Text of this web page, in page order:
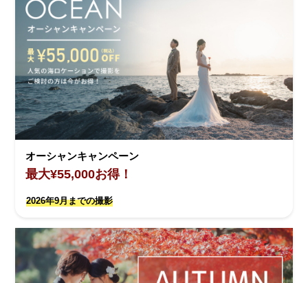
オーシャンキャンペーン
最大¥55,000お得！
2026年9月までの撮影